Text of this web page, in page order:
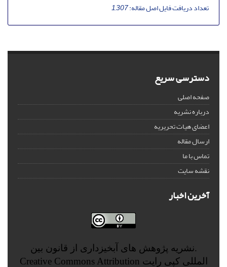
تعداد دریافت فایل اصل مقاله:1,307
دسترسی سریع
صفحه اصلی
درباره نشریه
اعضای هیات تحریریه
ارسال مقاله
تماس با ما
نقشه سایت
آخرین اخبار
.نشریه پژوهش های آبخیزداری از قانون بین
المللی کپی رایت Creative Commons Attribution